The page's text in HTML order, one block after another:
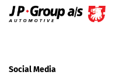
Social Media